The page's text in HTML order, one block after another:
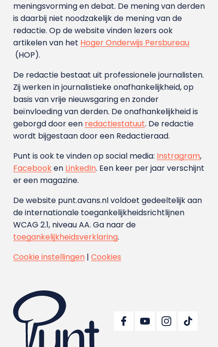
meningsvorming en debat. De mening van derden
is daarbij niet noodzakelijk de mening van de
redactie. Op de website vinden lezers ook
artikelen van het Hoger Onderwijs Persbureau
(HOP).
De redactie bestaat uit professionele journalisten.
Zij werken in journalistieke onafhankelijkheid, op
basis van vrije nieuwsgaring en zonder
beïnvloeding van derden. De onafhankelijkheid is
geborgd door een redactiestatuut. De redactie
wordt bijgestaan door een Redactieraad.
Punt is ook te vinden op social media: Instragram,
Facebooken LinkedIn. Een keer per jaar verschijnt
er een magazine.
De website punt.avans.nl voldoet gedeeltelijk aan
de internationale toegankelijkheidsrichtlijnen
WCAG 2.1, niveau AA. Ga naar de
toegankelijkheidsverklaring.
Cookie instellingen| Cookies